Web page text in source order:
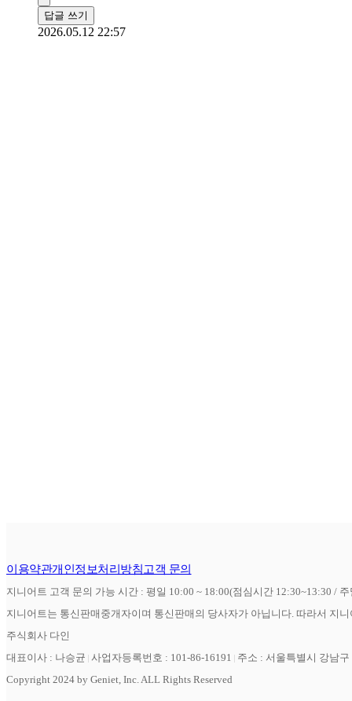
답글 쓰기
2026.05.12 22:57
이용약관개인정보처리방침고객 문의
지니어트 고객 문의 가능 시간 : 평일 10:00 ~ 18:00(점심시간 12:30~13:30 /
지니어트는 통신판매중개자이며 통신판매의 당사자가 아닙니다. 따라서 지
주식회사 다인
대표이사 : 나승균 사업자등록번호 : 101-86-16191
주소 : 서울특별시 강남
Copyright 2024 by Geniet, Inc. ALL Rights Reserved